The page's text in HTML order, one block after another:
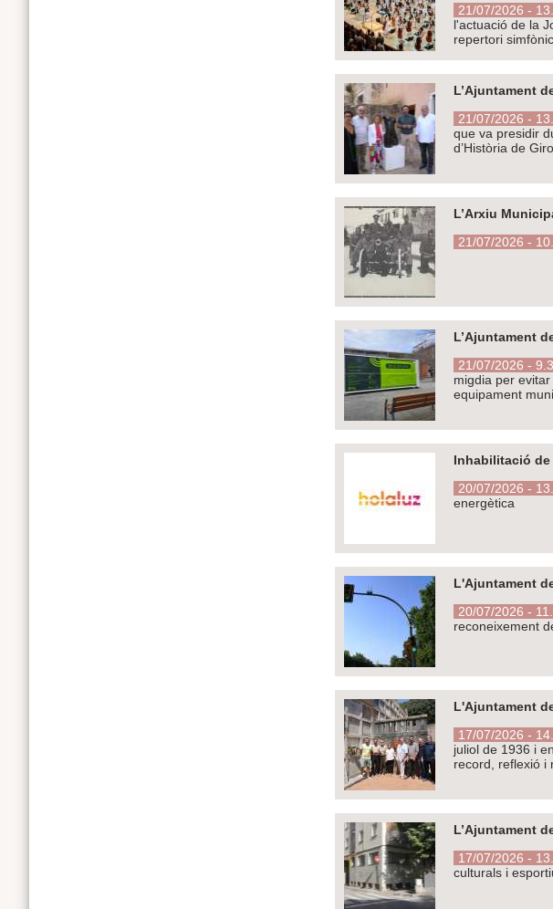
21/07/2026 -
l'actuació de la
repertori simfònic
L’Ajuntament
21/07/2026 -
que va presidir
d’Història de
L’Arxiu
21/07/2026 -
L’Ajuntament
21/07/2026 -
migdia per
equipament
Inhabilitació de
20/07/2026 -
energètica
L'Ajuntament
20/07/2026 -
reconeixement
L'Ajuntament
17/07/2026 -
juliol de 1936 i
record, reflexió i
L’Ajuntament
17/07/2026 -
culturals i